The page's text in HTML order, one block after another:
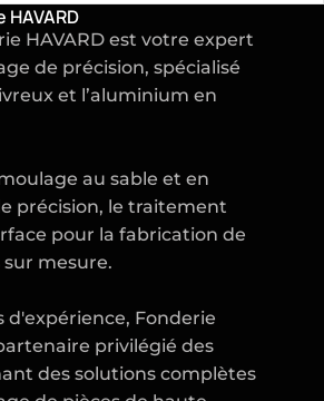
HAVARD est votre expert
de précision, spécialisé
et l’aluminium en
au sable et en
précision, le traitement
pour la fabrication de
mesure.
d'expérience, Fonderie
privilégié des
des solutions complètes